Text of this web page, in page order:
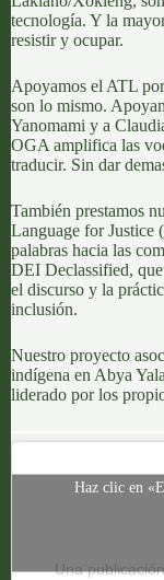
tecnología. Y la
resistir y ocupar.
Apoyamos el ATL
son lo mismo.
Yanomami y a
OGA amplifica las
traducir. Sin dar
También prestamos
Language for Justice
palabras hacia las
DEI Declassified,
el discurso y la
inclusión.
Nuestro proyecto
indígena en Abya
liderado por los
Una
Haz clic en